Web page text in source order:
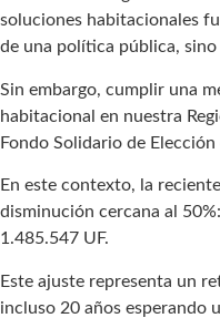
soluciones habitacionales
de una política pública,
Sin embargo, cumplir una
habitacional en nuestra
Fondo Solidario de
En este contexto, la
disminución cercana al
1.485.547 UF.
Este ajuste representa un
incluso 20 años esperando